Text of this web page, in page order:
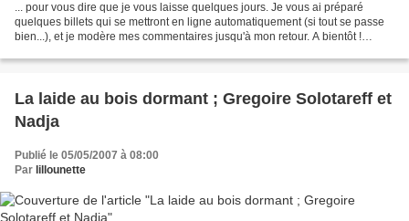
... pour vous dire que je vous laisse quelques jours. Je vous ai préparé
quelques billets qui se mettront en ligne automatiquement (si tout se passe
bien...), et je modère mes commentaires jusqu'à mon retour. A bientôt !
La laide au bois dormant ; Gregoire Solotareff et
Nadja
Publié le 05/05/2007 à 08:00
Par lillounette